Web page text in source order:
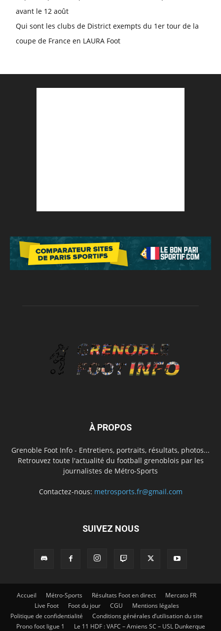
avant le 12 août
Qui sont les clubs de District exempts du 1er tour de la
coupe de France en LAURA Foot
À PROPOS
Grenoble Foot Info - Entretiens, portraits, résultats, photos...
Retrouvez toute l'actualité du football grenoblois par les
journalistes de Métro-Sports
Contactez-nous: metrosports.fr@gmail.com
SUIVEZ NOUS
Accueil Métro-Sports Résultats Foot en direct
Mercato FR
Live Foot
Foot du jour CGU
Mentions légales
Politique de confidentialité
Conditions générales d’utilisation du site
Prono foot ligue 1
Le 11 HDF : VAFC – Amiens SC – USL Dunkerque